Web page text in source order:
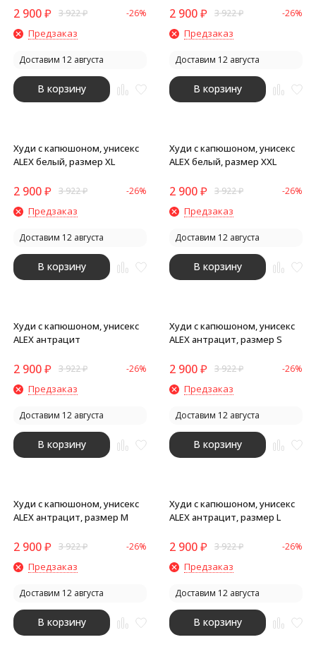
2 900₽ 3 922₽ -26%
Предзаказ
Доставим 12 августа
В корзину
2 900₽ 3 922₽ -26%
Предзаказ
Доставим 12 августа
В корзину
Худи с капюшоном, унисекс
ALEX белый, размер XL
2 900₽ 3 922₽ -26%
Предзаказ
Доставим 12 августа
В корзину
Худи с капюшоном, унисекс
ALEX белый, размер XXL
2 900₽ 3 922₽ -26%
Предзаказ
Доставим 12 августа
В корзину
Худи с капюшоном, унисекс
ALEX антрацит
2 900₽ 3 922₽ -26%
Предзаказ
Доставим 12 августа
В корзину
Худи с капюшоном, унисекс
ALEX антрацит, размер S
2 900₽ 3 922₽ -26%
Предзаказ
Доставим 12 августа
В корзину
Худи с капюшоном, унисекс
ALEX антрацит, размер M
2 900₽ 3 922₽ -26%
Предзаказ
Доставим 12 августа
В корзину
Худи с капюшоном, унисекс
ALEX антрацит, размер L
2 900₽ 3 922₽ -26%
Предзаказ
Доставим 12 августа
В корзину